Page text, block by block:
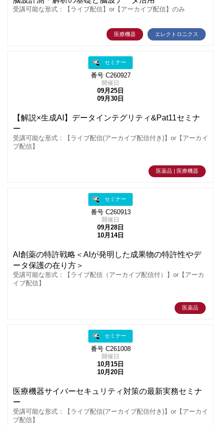
受講可能な形式：【ライブ配信】or【アーカイブ配信】のみ
医療機器 エレクトロニクス
セミナー
番号 C260927
開催日
09月25日
09月30日
【解説×生成AI】データインテグリティ&Pat11セミナ
ー
受講可能な形式：【ライブ配信(アーカイブ配信付き)】or【アーカイ
ブ配信】
医薬品 | 医療機器
セミナー
番号 C260913
開催日
09月28日
10月14日
AI創薬の特許戦略＜AIが発明した成果物の特許性やデ
ータ保護の在り方＞
受講可能な形式：【ライブ配信（アーカイブ配信付）】or【アーカ
イブ配信】
医薬品
セミナー
番号 C261008
開催日
10月15日
10月20日
医療機器サイバーセキュリティ対策の最新実務セミナ
ー
受講可能な形式：【ライブ配信(アーカイブ配信付き)】or【アーカイ
ブ配信】